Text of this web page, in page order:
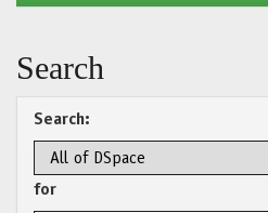
Search
Search:
for